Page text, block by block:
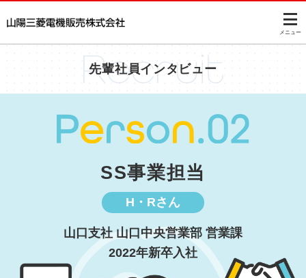
メニュー
先輩社員インタビュー
SS事業担当
H・Rさん
山口支社 山口中央営業部 営業課
2022年新卒入社